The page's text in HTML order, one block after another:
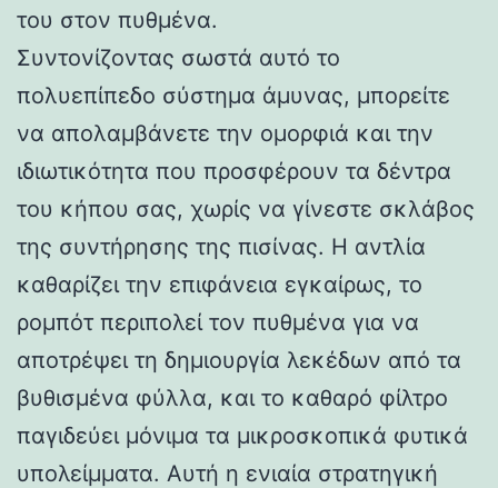
του στον πυθμένα.
Συντονίζοντας σωστά αυτό το
πολυεπίπεδο σύστημα άμυνας, μπορείτε
να απολαμβάνετε την ομορφιά και την
ιδιωτικότητα που προσφέρουν τα δέντρα
του κήπου σας, χωρίς να γίνεστε σκλάβος
της συντήρησης της πισίνας. Η αντλία
καθαρίζει την επιφάνεια εγκαίρως, το
ρομπότ περιπολεί τον πυθμένα για να
αποτρέψει τη δημιουργία λεκέδων από τα
βυθισμένα φύλλα, και το καθαρό φίλτρο
παγιδεύει μόνιμα τα μικροσκοπικά φυτικά
υπολείμματα. Αυτή η ενιαία στρατηγική